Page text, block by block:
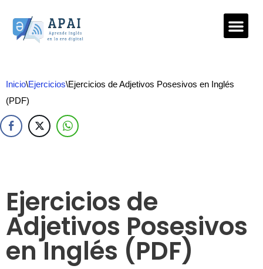
Saltar
Inicio\Ejercicios\Ejercicios de Adjetivos Posesivos en Inglés
(PDF)
Ejercicios de
Adjetivos Posesivos
en Inglés (PDF)